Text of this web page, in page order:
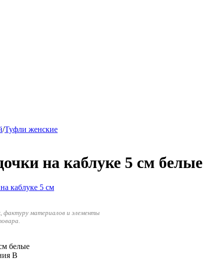
/Туфли женские
на каблуке 5 см белые
фактуру материалов и элементы
белые
В